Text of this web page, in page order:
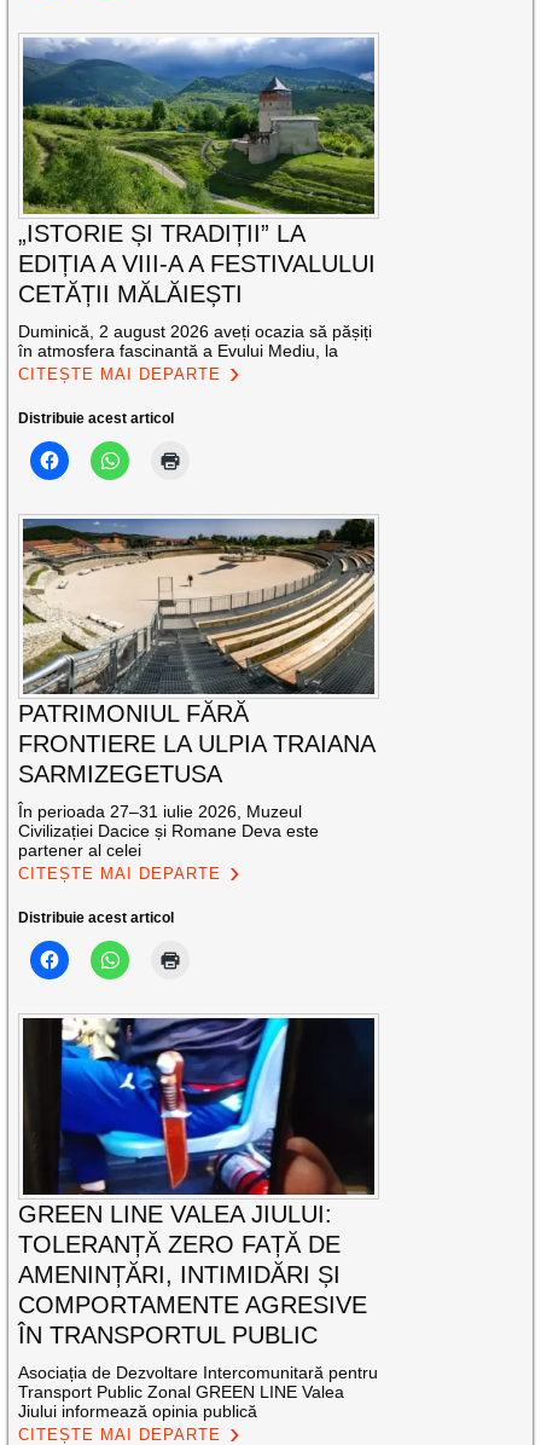
„ISTORIE ȘI TRADIȚII” LA
EDIȚIA A VIII-A A FESTIVALULUI
CETĂȚII MĂLĂIEȘTI
Duminică, 2 august 2026 aveți ocazia să pășiți
în atmosfera fascinantă a Evului Mediu, la
CITEȘTE MAI DEPARTE
Distribuie acest articol
PATRIMONIUL FĂRĂ
FRONTIERE LA ULPIA TRAIANA
SARMIZEGETUSA
În perioada 27–31 iulie 2026, Muzeul
Civilizației Dacice și Romane Deva este
partener al celei
CITEȘTE MAI DEPARTE
Distribuie acest articol
GREEN LINE VALEA JIULUI:
TOLERANȚĂ ZERO FAȚĂ DE
AMENINȚĂRI, INTIMIDĂRI ȘI
COMPORTAMENTE AGRESIVE
ÎN TRANSPORTUL PUBLIC
Asociația de Dezvoltare Intercomunitară pentru
Transport Public Zonal GREEN LINE Valea
Jiului informează opinia publică
CITEȘTE MAI DEPARTE